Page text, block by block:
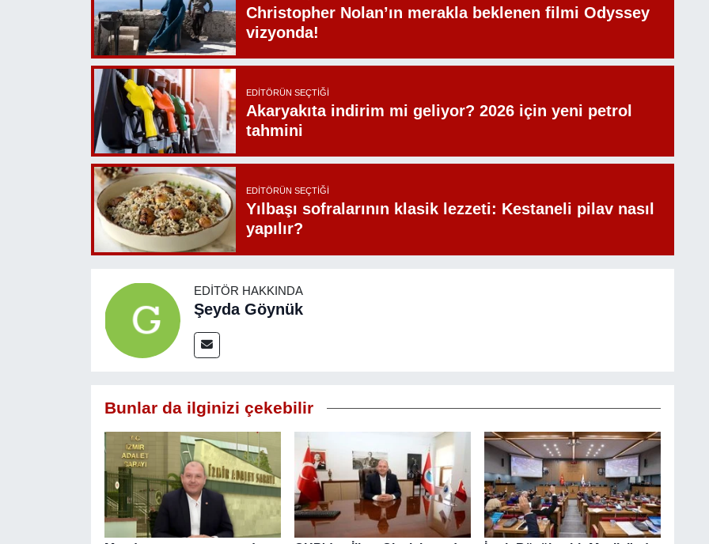
Christopher Nolan’ın merakla beklenen filmi Odyssey
vizyonda!
EDITÖRÜN SEÇTIĞI
Akaryakıta indirim mi geliyor? 2026 için yeni petrol
tahmini
EDITÖRÜN SEÇTIĞI
Yılbaşı sofralarının klasik lezzeti: Kestaneli pilav nasıl
yapılır?
EDITÖR HAKKINDA
Şeyda Göynük
Bunlar da ilginizi çekebilir